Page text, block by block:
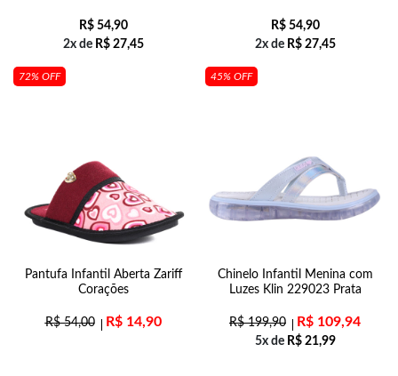
R$54,90
2x de R$27,45
R$54,90
2x de R$27,45
72% OFF
Pantufa Infantil Aberta Zariff
Corações
R$54,00 R$14,90
45% OFF
Chinelo Infantil Menina com
Luzes Klin 229023 Prata
R$199,90 R$ 109,94
5x de R$21,99